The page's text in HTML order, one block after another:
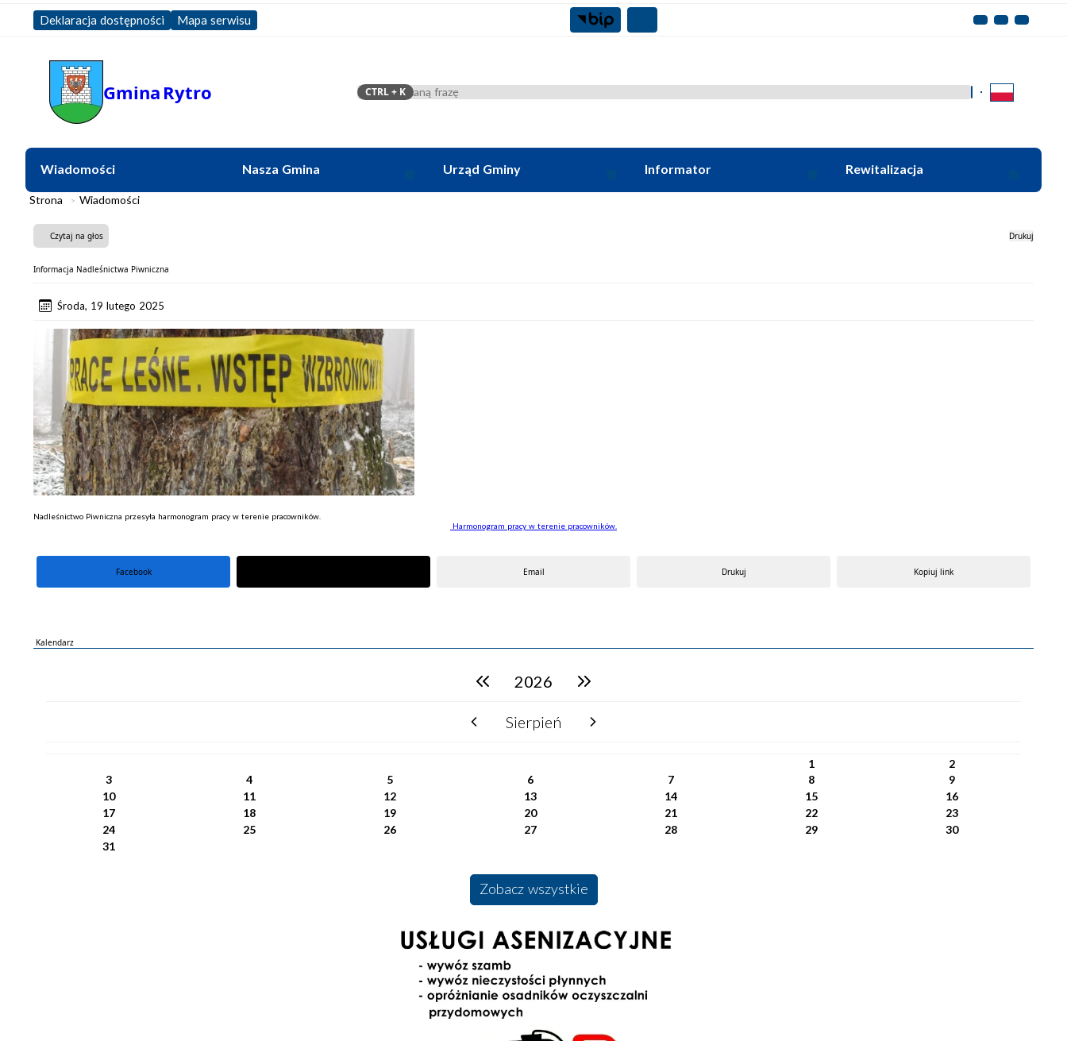
Deklaracja dostępności Mapa serwisu
Gmina Rytro Szukaj
CTRL+ K
Kliknij aby wyszukać za
Wiadomości Nasza Gmina Urząd Gminy Informator Rewitalizacja
Strona Wiadomości
Czytaj na głos Drukuj
Informacja Nadleśnictwa Piwniczna
Środa, 19 lutego 2025
Nadleśnictwo Piwniczna przesyła harmonogram pracy w terenie pracowników.
Harmonogram pracy w terenie pracowników.
Facebook Email Drukuj Kopiuj link
Kalendarz
poprzedni rok2026 następny rok
poprzedni miesiącSierpień następny miesiąc
1
2
3
4 5 6 7 8
9
10
11 12 13 14 15
16
17
18 19 20 21 22
23
24
25 26 27 28 29
30
31
Zobacz wszystkie